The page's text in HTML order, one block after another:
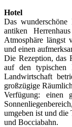
Hotel
Das
antiken
Atmosphäre längst
und einen
Die Rezeption, das
auf den typischen
Landwirtschaft
großzügige
Verfügung: einen
umgeben ist und die
und Bocciabahn.